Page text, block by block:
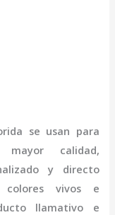
se usan para
calidad,
y directo
vivos e
llamativo e